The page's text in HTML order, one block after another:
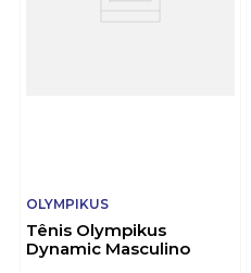
OLYMPIKUS
Tênis Olympikus
Dynamic Masculino